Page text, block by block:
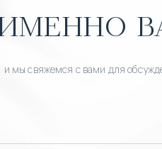
мы свяжемся с вами для